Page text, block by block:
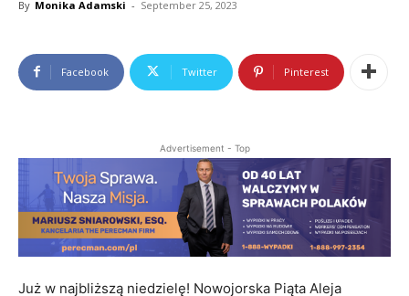
By Monika Adamski - September 25, 2023
Facebook Twitter Pinterest
Advertisement - Top
Już w najbliższą niedzielę! Nowojorska Piąta Aleja